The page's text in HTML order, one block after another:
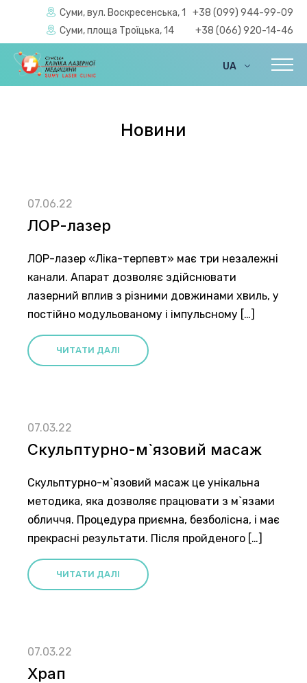
Суми, вул. Воскресенська, 1
+38 (099) 944-99-09
Суми, площа Троїцька, 14
+38 (066) 920-14-46
UA
Новини
07.06.22
ЛОР-лазер
ЛОР-лазер «Ліка-терпевт» має три незалежні
канали. Апарат дозволяє здійснювати
лазерний вплив з різними довжинами хвиль, у
постійно модульованому і імпульсному […]
ЧИТАТИ ДАЛІ
07.03.22
Скульптурно-м`язовий масаж
Скульптурно-м`язовий масаж це унікальна
методика, яка дозволяє працювати з м`язами
обличчя. Процедура приємна, безболісна, і має
прекрасні результати. Після пройденого […]
ЧИТАТИ ДАЛІ
07.03.22
Храп